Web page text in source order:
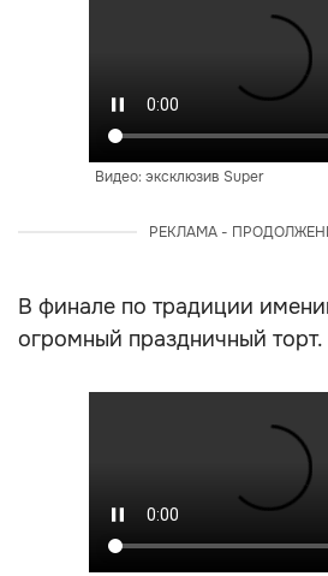
Видео: эксклюзив Super
РЕКЛАМА -
В финале по традиции
огромный праздничный торт.